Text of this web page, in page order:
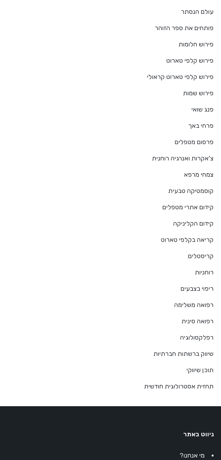
עולם הנסתר
פותחים את ספר הזוהר
פירוש חלומות
פירוש קלפי טארוט
פירוש קלפי טארוט קראולי
פירוש שמות
פנג שואי
פרחי באך
פרסום מטפלים
צ'אקרות ואנרגיה רוחנית
צמחי מרפא
קוסמטיקה טבעית
קידום אתרי מטפלים
קידום הקליניקה
קריאה בקלפי טארוט
קריסטלים
רוחניות
ריפוי בצבעים
רפואה משלימה
רפואה סינית
רפלקסולוגיה
שיווק ברשתות חברתיות
תוכן שיווקי
תחזית אסטרולוגית חודשית
ניווט באתר
מי אנחנו?